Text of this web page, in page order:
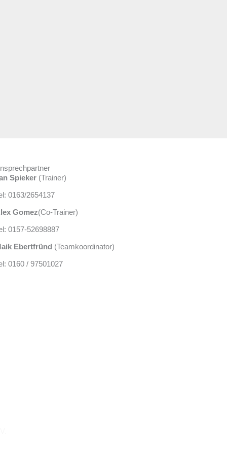
Spieker(Trainer)
0163/2654137
Gomez(Co-Trainer)
0157-52698887
Ebertfründ (Teamkoordinator)
0160 / 97501027